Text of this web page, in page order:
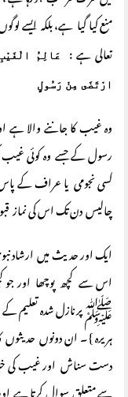
منع کیا گیا ہے، بلکہ
تعالی ہے :
ارْتَضَى مِنْ رَسُولٍ
وہ غیب کا جاننے والا ہے
رسول کے جسے وہ کوئی
کسی نجومی یا عراف کے
چالیس دن تک اس کی نماز
ایک اور حدیث میں ارشاد
اس سے کچھ پوچھا اور
ﷺ پر نازل شدہ تعلیم کے
ہریرہ } ۔ ان دونوں
دست سناش اور غیب کی